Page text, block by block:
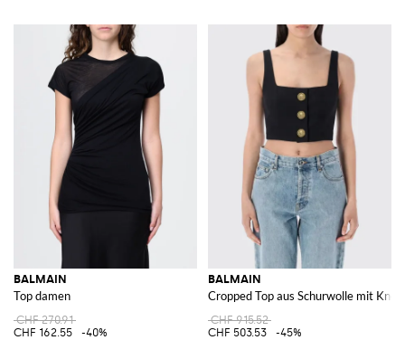
BALMAIN
Top damen
CHF 270.91
CHF 162.55
-40%
BALMAIN
Cropped Top aus Schurwolle mit
CHF 915.52
CHF 503.53
-45%